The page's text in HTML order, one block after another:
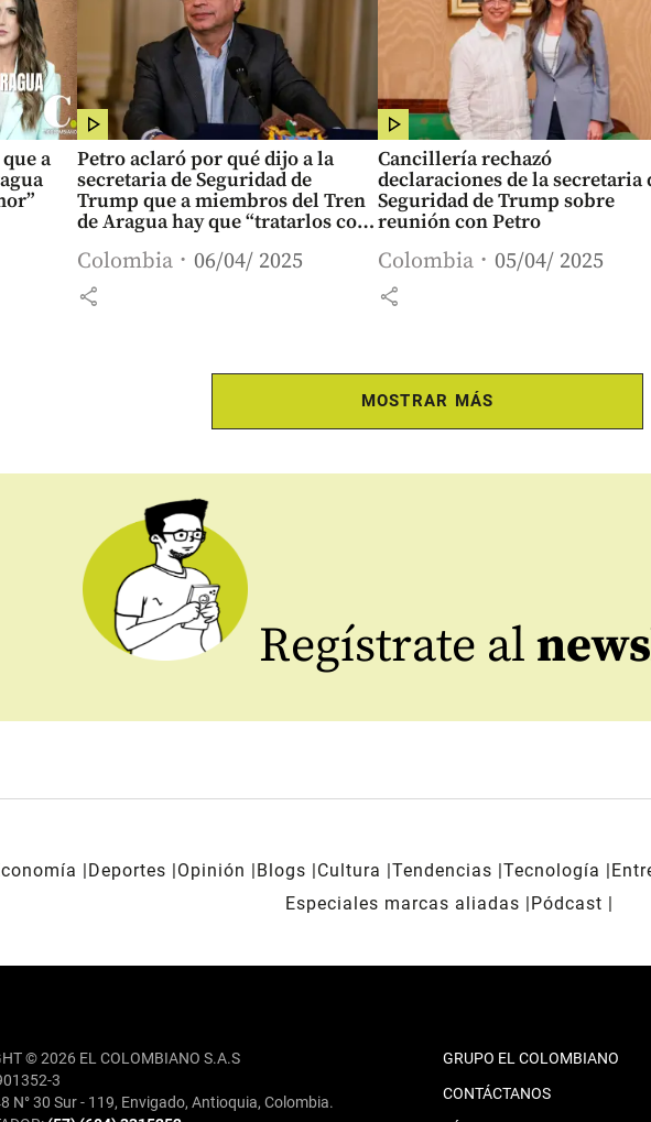
a
Petro aclaró por qué dijo a la
secretaria de Seguridad de
Trump que a miembros del Tren
de Aragua hay que “tratarlos con
Colombia 06/04/ 2025
share
Cancillería rechazó
declaraciones de la secretaria
Seguridad de Trump sobre
reunión con Petro
Colombia 05/04/ 2025
share
MOSTRAR MÁS
Regístrate al
Deportes Opinión Blogs Cultura Tendencias Tecnología
Especiales marcas aliadas
Pódcast
© 2026 EL COLOMBIANO S.A.S
3
N° 30 Sur - 119, Envigado, Antioquia, Colombia.
GRUPO EL COLOMBIANO
CONTÁCTANOS